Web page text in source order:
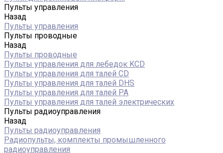
Пульты управления
Назад
Пульты управления
Пульты проводные
Назад
Пульты проводные
Пульты управления для лебедок KCD
Пульты управления для талей CD
Пульты управления для талей DHS
Пульты управления для талей РА
Пульты управления для талей электрических
Пульты радиоуправления
Назад
Пульты радиоуправления
Радиопульты, комплекты промышленного
радиоуправления